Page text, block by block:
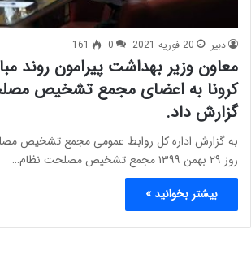
دبیر 20 فوریه 2021 0
161
معاون وزیر بهداشت پیرامون روند
کرونا به اعضای مجمع تشخیص
گزارش داد.
به گزارش اداره کل روابط عمومی مجمع تشخیص
روز ۲۹ بهمن ۱۳۹۹ مجمع تشخیص مصلحت نظام…
بیشتر بخوانید »